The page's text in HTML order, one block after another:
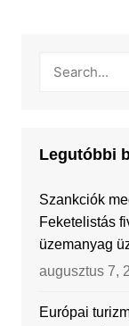
Legutóbbi
Szankciók
Feketelistás
üzemanyag
augusztus 7,
Európai